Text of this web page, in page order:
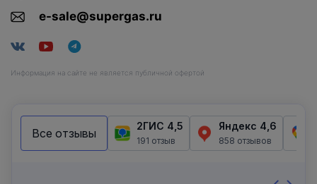
e-sale@supergas.ru
Информация на сайте не является публичной офертой